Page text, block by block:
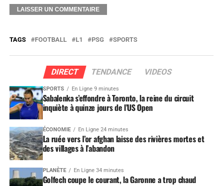
TAGS FOOTBALL L1 PSG SPORTS
DIRECT TENDANCE VIDEOS
SPORTS En Ligne 9 minutes
Sabalenka s’effondre à Toronto, la reine du circuit
inquiète à quinze jours de l’US Open
ÉCONOMIE En Ligne 24 minutes
La ruée vers l’or afghan laisse des rivières mortes et
des villages à l’abandon
PLANÈTE En Ligne 34 minutes
Golfech coupe le courant, la Garonne a trop chaud